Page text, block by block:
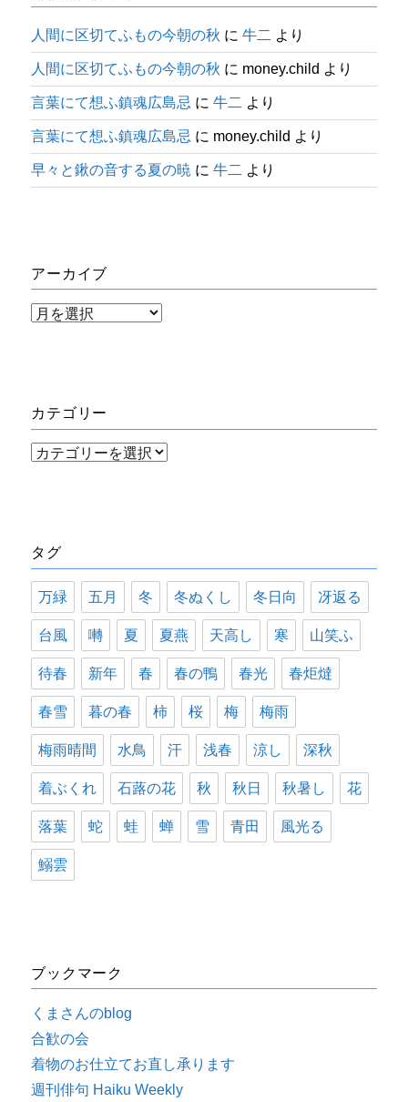
人間に区切てふもの今朝の秋 に牛二 より
人間に区切てふもの今朝の秋 に money.child より
言葉にて想ふ鎮魂広島忌 に牛二 より
言葉にて想ふ鎮魂広島忌 に money.child より
早々と鍬の音する夏の暁 に牛二 より
アーカイブ
ア
ブ
カテゴリー
カ
ー
タグ
万緑 五月 冬 冬ぬくし 冬日向 冴返る
台風 囀 夏 夏燕 天高し 寒 山笑ふ
待春 新年 春 春の鴨 春光 春炬燵
春雪 暮の春 柿 桜 梅 梅雨
梅雨晴間 水鳥 汗 浅春 涼し 深秋
着ぶくれ 石蕗の花 秋 秋日 秋暑し 花
落葉 蛇 蛙 蝉 雪 青田 風光る
鰯雲
ブックマーク
くまさんのblog
合歓の会
着物のお仕立てお直し承ります
週刊俳句 Haiku Weekly